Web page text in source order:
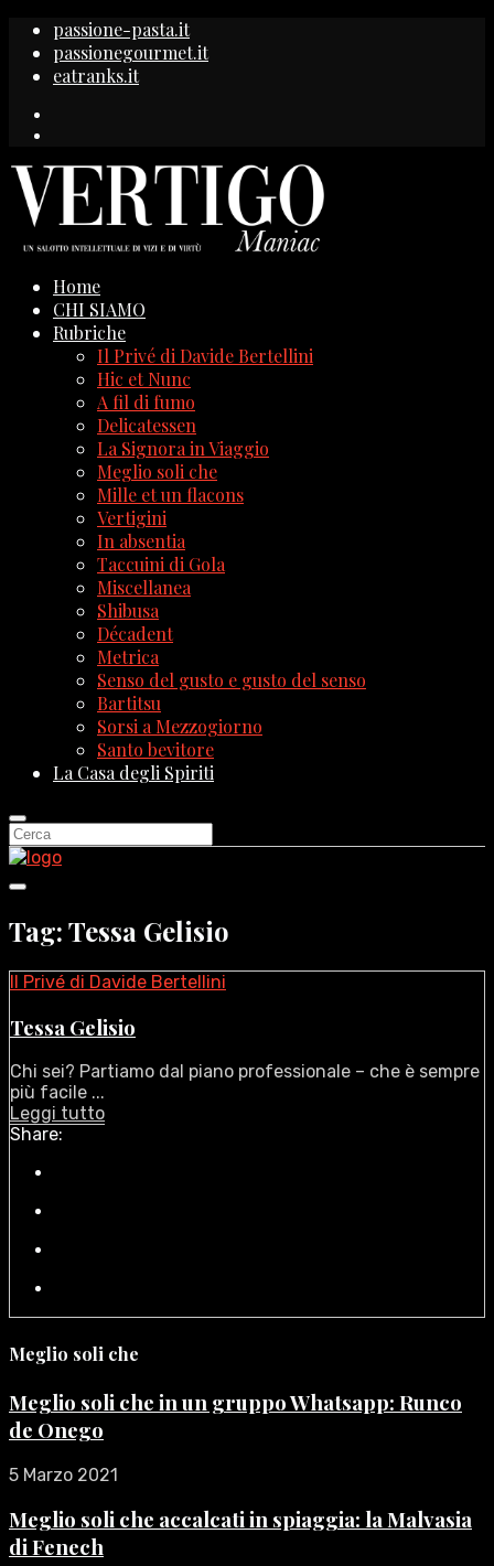
passione-pasta.it
passionegourmet.it
eatranks.it
Home
CHI SIAMO
Rubriche
Il Privé di Davide Bertellini
Hic et Nunc
A fil di fumo
Delicatessen
La Signora in Viaggio
Meglio soli che
Mille et un flacons
Vertigini
In absentia
Taccuini di Gola
Miscellanea
Shibusa
Décadent
Metrica
Senso del gusto e gusto del senso
Bartitsu
Sorsi a Mezzogiorno
Santo bevitore
La Casa degli Spiriti
Tag: Tessa Gelisio
Il Privé di Davide Bertellini
Tessa Gelisio
Chi sei? Partiamo dal piano professionale – che è sempre
più facile ...
Leggi tutto
Share:
Meglio soli che
Meglio soli che in un gruppo Whatsapp: Runco
de Onego
5 Marzo 2021
Meglio soli che accalcati in spiaggia: la Malvasia
di Fenech